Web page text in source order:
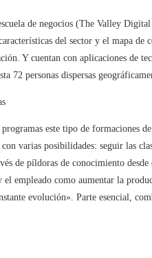
de negocios (The Valley
del sector y el mapa de
Y cuentan con aplicaciones de
72 personas dispersas
este tipo de formaciones
varias posibilidades: seguir las
de píldoras de conocimiento
empleado como aumentar la
evolución». Parte esencial,